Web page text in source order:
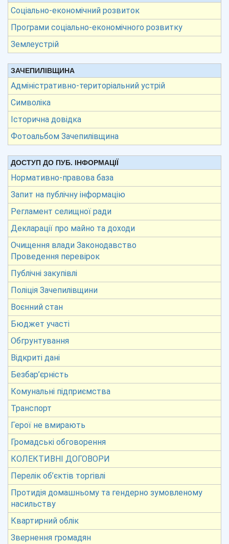
Соціально-економічний розвиток
Програми соціально-економічного розвитку
Землеустрій
ЗАЧЕПИЛІВЩИНА
Адміністративно-територіальний устрій
Символіка
Історична довідка
Фотоальбом Зачепилівщина
ДОСТУП ДО ПУБ. ІНФОРМАЦІЇ
Нормативно-правова база
Запит на публічну інформацію
Регламент селищної ради
Декларації про майно та доходи
Очищення влади Законодавство
Проведення перевірок
Публічні закупівлі
Поліція Зачепилівщини
Воєнний стан
Бюджет участі
Обгрунтування
Відкриті дані
Безбар’єрність
Комунальні підприємства
Транспорт
Герої не вмирають
Громадські обговорення
КОЛЕКТИВНІ ДОГОВОРИ
Перелік об’єктів торгівлі
Протидія домашньому та гендерно зумовленому
насильству
Квартирний облік
Звернення громадян